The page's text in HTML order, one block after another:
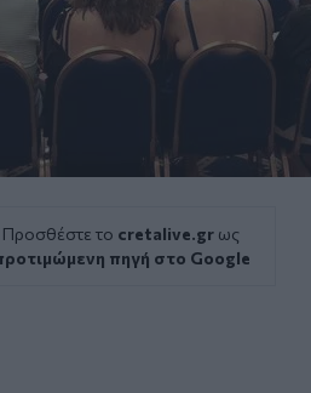
Προσθέστε το cretalive.gr ως
πηγή στο Google